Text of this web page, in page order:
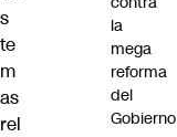
s
te
m
as
rel
la
mega
reforma
del
Gobierno